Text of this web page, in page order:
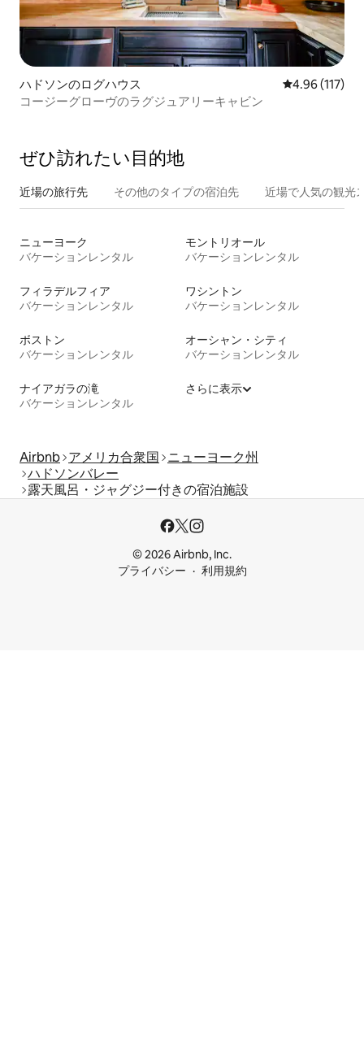
ハドソンのログハウス レビュー117
4.96 (117)
コージーグローヴのラグジュアリーキャビン
ぜひ訪⁠れ⁠た⁠い目⁠的⁠地
近場の旅行先 その他のタ⁠イ⁠プ⁠の宿⁠泊⁠先 近場で人気の観光
ニューヨーク
バケーションレンタル
モントリオール
バケーションレンタル
フィラデルフィア
バケーションレンタル
ワシントン
バケーションレンタル
ボストン
バケーションレンタル
オーシャン・シティ
バケーションレンタル
ナイアガラの滝
バケーションレンタル
さらに表示
Airbnb アメリカ合衆国 ニューヨーク州
ハドソンバレー
露天風呂・ジャグジー付きの宿泊施設
© 2026 Airbnb, Inc.
プライバシー
利用規約